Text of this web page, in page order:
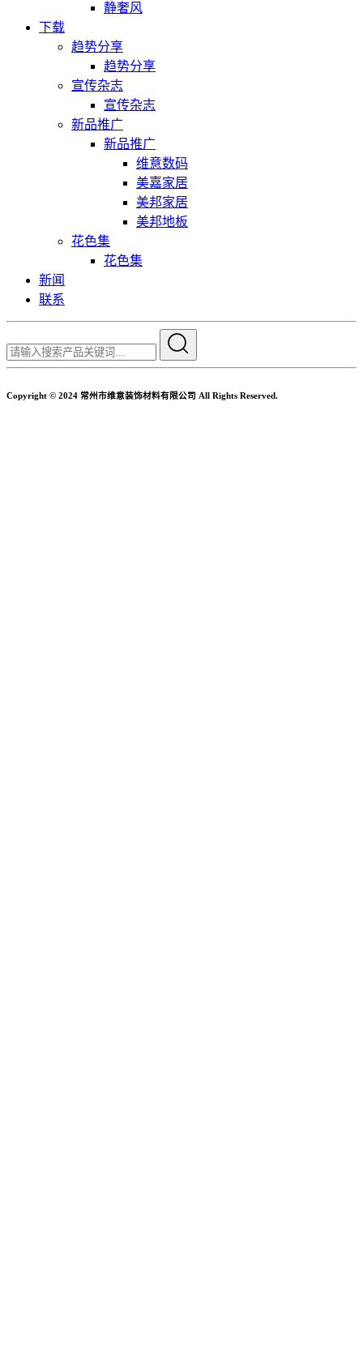
静奢风
下载
趋势分享
趋势分享
宣传杂志
宣传杂志
新品推广
新品推广
维意数码
美嘉家居
美邦家居
美邦地板
花色集
花色集
新闻
联系
Copyright © 2024 常州市维意装饰材料有限公司 All Rights Reserved.